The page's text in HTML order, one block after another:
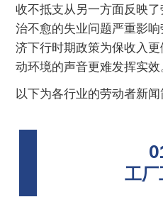
收不抵支从另一方面反映
治不愈的失业问题严重影
济下行时期政策为保收入
动环境的声音更难发挥实效
以下为各行业的劳动者新闻
工